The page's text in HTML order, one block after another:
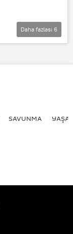
Daha fazlası 6
SAVUNMA